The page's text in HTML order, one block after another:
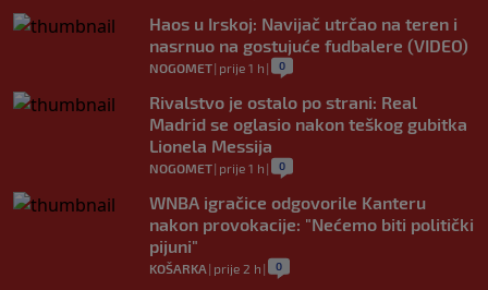
Haos u Irskoj: Navijač utrčao na teren i
nasrnuo na gostujuće fudbalere (VIDEO)
NOGOMET| prije 1 h | 0
Rivalstvo je ostalo po strani: Real
Madrid se oglasio nakon teškog gubitka
Lionela Messija
NOGOMET| prije 1 h | 0
WNBA igračice odgovorile Kanteru
nakon provokacije: "Nećemo biti politički
pijuni"
KOŠARKA | prije 2 h | 0